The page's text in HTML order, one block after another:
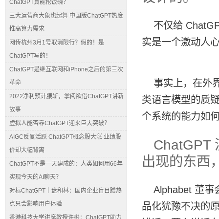
ChatGPT真能抢饭碗？
三大运营商大象也起舞 中国版ChatGPT热度
推高算力需求
网传杭州3月1号取消限行？假的！是
ChatGPT写的！
ChatGPT是继互联网和iPhone之后的第三次
革命
2022净利预计腰斩，掌阅欲借ChatGPT讲新
故事
虚拟人能否靠ChatGPT迎来巨大突破？
AIGC反复活跃 ChatGPT概念股大涨 业绩股
价却大幅背离
ChatGPT不是一天建成的：人类如何用66年
实现今天的AI聊天？
对标ChatGPT｜盘和林：国内企业盲目蹭热
点只会影响用户体验
香港科技大学讲席教授许彬：ChatGPT助力
不仅给
实是一个激动人
事实上，在外
类语言模型的质
个系统的能力如
ChatGPT
出现的东西
Alphabet 董事
品化犹豫不决的